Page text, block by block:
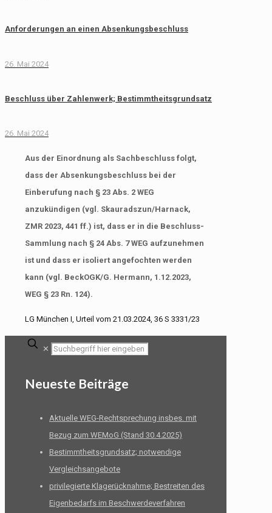
Anforderungen an einen Absenkungsbeschluss
26. Mai 2024
Beschluss über Zahlenwerk; Bestimmtheitsgrundsatz
26. Mai 2024
Aus der Einordnung als Sachbeschluss folgt,
dass der Absenkungsbeschluss bei der
Einberufung nach § 23 Abs. 2 WEG
anzukündigen (vgl. Skauradszun/Harnack,
ZMR 2023, 441 ff.) ist, dass er in die Beschluss-
Sammlung nach § 24 Abs. 7 WEG aufzunehmen
ist und dass er isoliert angefochten werden
kann (vgl. BeckOGK/G. Hermann, 1.12.2023,
WEG § 23 Rn. 124).
LG München I, Urteil vom 21.03.2024, 36 S 3331/23
✕
Neueste Beiträge
Aktuelle WEG-Rechtsprechung insbes. mit
Bezug zum WEMoG (Stand 30.4.2025)
Bestimmtheitsgrundsatz; notwendige
Vergleichsangebote
privilegierte Klagerücknahme; Bestreiten des
Eigenbedarfs im Beschwerdeverfahren